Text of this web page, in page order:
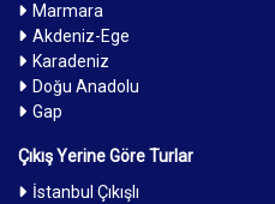
Marmara
Akdeniz-Ege
Karadeniz
Doğu Anadolu
Gap
Çıkış Yerine Göre Turlar
İstanbul Çıkışlı